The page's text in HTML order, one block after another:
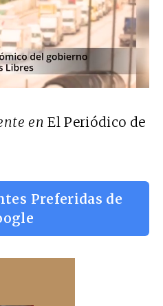
en El Periódico de
Preferidas de